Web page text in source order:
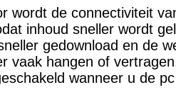
wordt de connectiviteit
inhoud sneller wordt
gedownload en de
vaak hangen of
wanneer u de